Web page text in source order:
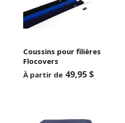
Coussins pour filières
Flocovers
À partir de 49,95 $